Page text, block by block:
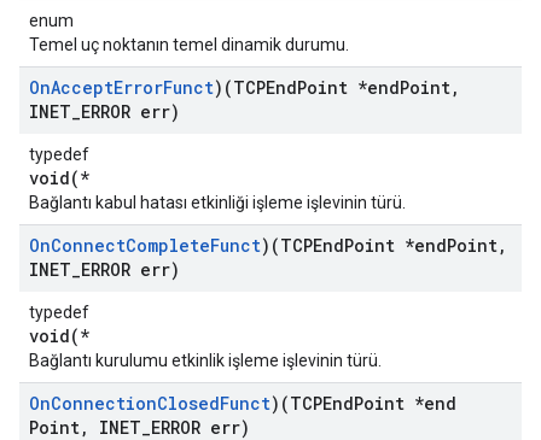
enum
Temel uç noktanın temel dinamik durumu.
OnAcceptErrorFunct)(TCPEndPoint *endPoint,
INET ERROR err)
typedef
void(*
Bağlantı kabul hatası etkinliği işleme işlevinin türü.
OnConnectCompleteFunct)(TCPEndPoint *endPoint,
INET ERROR err)
typedef
void(*
Bağlantı kurulumu etkinlik işleme işlevinin türü.
OnConnectionClosedFunct)(TCPEndPoint *end
Point, INET ERROR err)